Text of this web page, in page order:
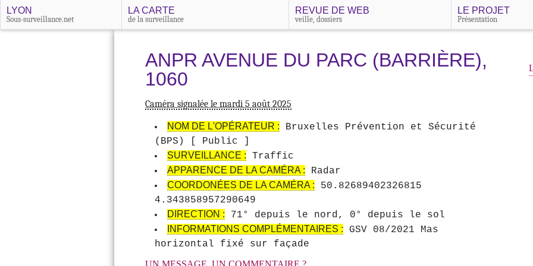
LYON
Sous-surveillance.net
LA CARTE
de la surveillance
REVUE DE WEB
veille, dossiers
LE PROJET
Présentation
ANPR AVENUE DU PARC (BARRIÈRE),
1060
Caméra signalée le mardi 5 août 2025
NOM DE L'OPÉRATEUR : Bruxelles Prévention et Sécurité
(BPS) [ Public ]
SURVEILLANCE : Traffic
APPARENCE DE LA CAMÉRA : Radar
COORDONÉES DE LA CAMÉRA : 50.82689402326815
4.343858957290649
DIRECTION : 71° depuis le nord, 0° depuis le sol
INFORMATIONS COMPLÉMENTAIRES : GSV 08/2021 Mas
horizontal fixé sur façade
UN MESSAGE, UN COMMENTAIRE ?